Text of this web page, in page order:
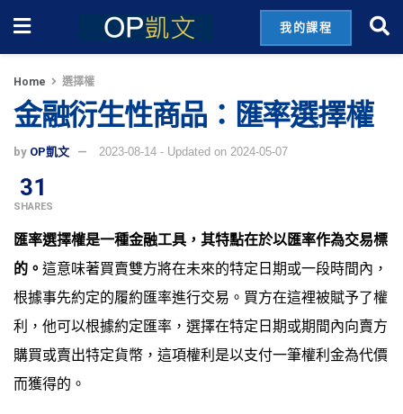
我的課程
Home 選擇權
金融衍生性商品：匯率選擇權
by OP凱文 2023-08-14 - Updated on 2024-05-07
31
SHARES
匯率選擇權是一種金融工具，其特點在於以匯率作為交易標
的。 這意味著買賣雙方將在未來的特定日期或一段時間內，
根據事先約定的履約匯率進行交易。買方在這裡被賦予了權
利，他可以根據約定匯率，選擇在特定日期或期間內向賣方
購買或賣出特定貨幣，這項權利是以支付一筆權利金為代價
而獲得的。